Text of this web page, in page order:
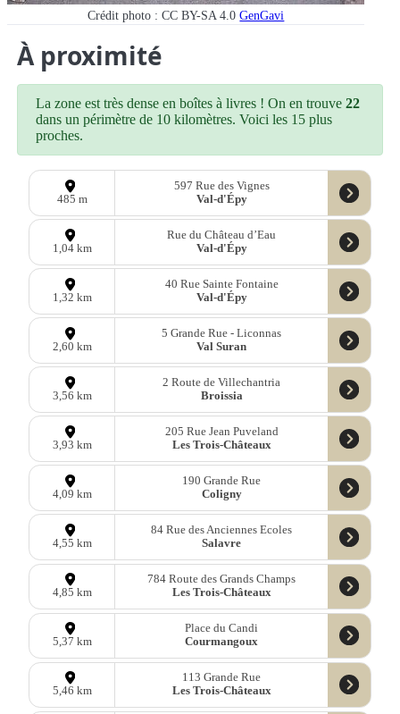
Crédit photo : CC BY-SA 4.0GenGavi
À proximité
La zone est très dense en boîtes à livres ! On en trouve22
dans un périmètre de 10 kilomètres. Voici les 15 plus
proches.
485 m
597 Rue des Vignes
Val-d'Épy
1,04 km
Rue du Château d’Eau
Val-d'Épy
1,32 km
40 Rue Sainte Fontaine
Val-d'Épy
2,60 km
5 Grande Rue - Liconnas
Val Suran
3,56 km
2 Route de Villechantria
Broissia
3,93 km
205 Rue Jean Puveland
Les Trois-Châteaux
4,09 km
190 Grande Rue
Coligny
4,55 km
84 Rue des Anciennes Ecoles
Salavre
4,85 km
784 Route des Grands Champs
Les Trois-Châteaux
5,37 km
Place du Candi
Courmangoux
5,46 km
113 Grande Rue
Les Trois-Châteaux